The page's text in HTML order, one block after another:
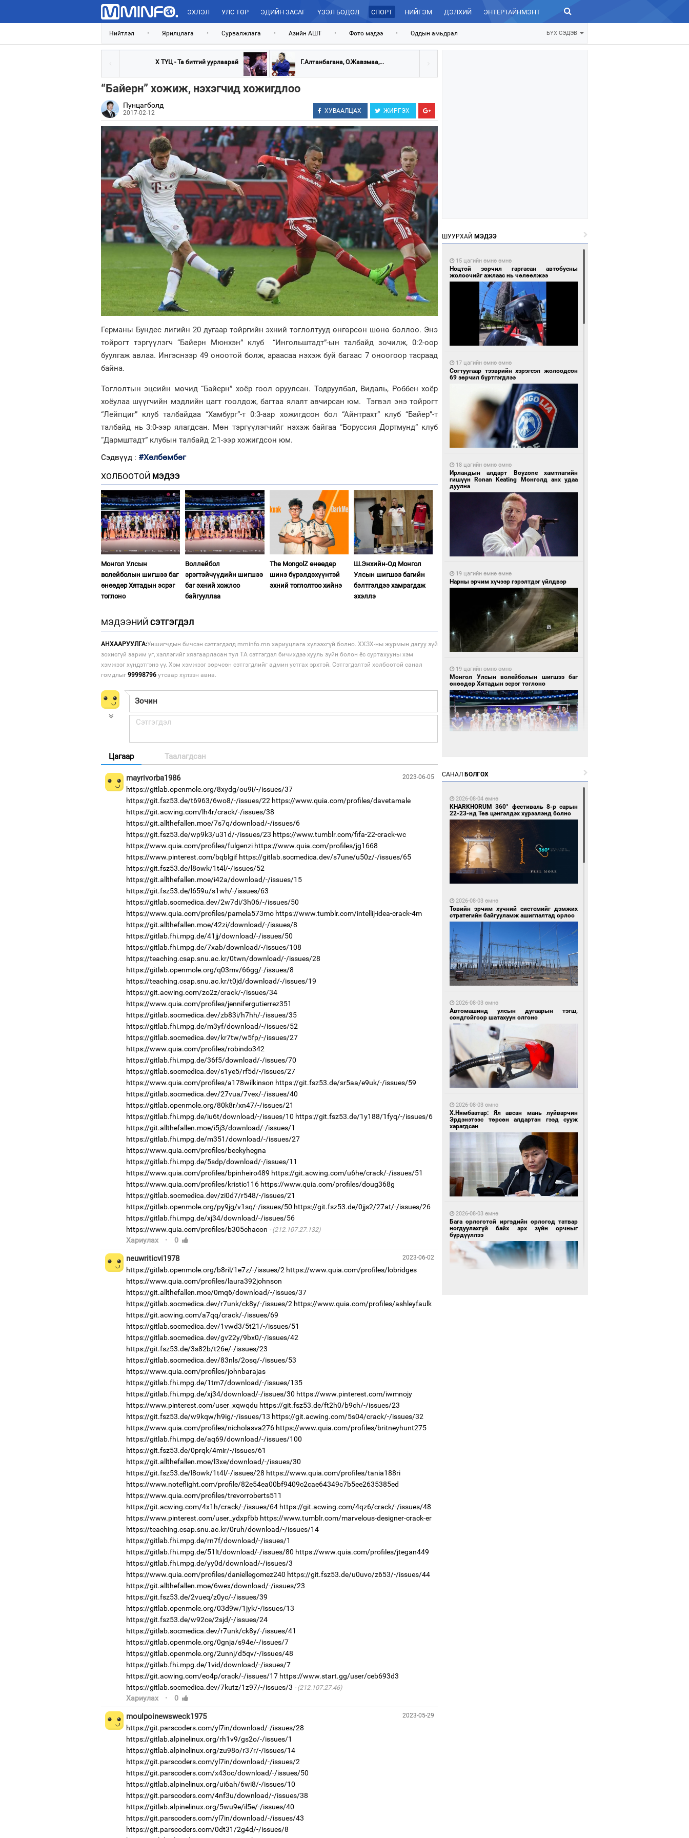
ЭХЛЭЛ УЛС ТӨР ЭДИЙН ЗАСАГ ҮЗЭЛ БОДОЛ СПОРТ НИЙГЭМ ДЭЛХИЙ ЭНТЕРТАЙНМЭНТ ЗУРХАЙ
Нийтлэл • Ярилцлага • Сурвалжлага • Азийн АШТ • Фото мэдээ • Оддын амьдрал БҮХ СЭДЭВ
Х ТҮЦ - Та битгий уурлаарай Г.Алтанбагана, О.Жавзмаа,...
“Байерн” хожиж, нэхэгчид хожигдлоо
Пунцагболд
2017-02-12 ХУВААЛЦАХ ЖИРГЭХ
Германы Бундес лигийн 20 дугаар тойргийн эхний тоглолтууд өнгөрсөн шөнө боллоо. Энэ
тойрогт тэргүүлэгч “Байерн Мюнхэн” клуб “Ингольштадт”-ын талбайд зочилж, 0:2-оор
буулгаж авлаа. Ингэснээр 49 оноотой болж, араасаа нэхэж буй багаас 7 оноогоор тасраад
байна.
Тоглолтын эцсийн мөчид “Байерн” хоёр гоол оруулсан. Тодруулбал, Видаль, Роббен хоёр
хоёулаа шүүгчийн мэдлийн цагт гоолдож, багтаа ялалт авчирсан юм. Тэгвэл энэ тойрогт
“Лейпциг” клуб талбайдаа “Хамбург”-т 0:3-аар хожигдсон бол “Айнтрахт” клуб “Байер”-т
талбайд нь 3:0-ээр ялагдсан. Мөн тэргүүлэгчийг нэхэж байгаа “Боруссия Дортмунд” клуб
“Дармштадт” клубын талбайд 2:1-ээр хожигдсон юм.
Сэдвүүд : #Хөлбөмбөг
ХОЛБООТОЙ МЭДЭЭ
Монгол Улсын
волейболын шигшээ баг
өнөөдөр Хятадын эсрэг
тоглоно
Воллейбол
эрэгтэйчүүдийн шигшээ
баг эхний хожлоо
байгууллаа
The MongolZ өнөөдөр
шинэ бүрэлдэхүүнтэй
эхний тоглолтоо хийнэ
Ш.Энхийн-Од Монгол
Улсын шигшээ багийн
бэлтгэлдээ хамрагдаж
эхэллэ
МЭДЭЭНИЙ СЭТГЭГДЭЛ
АНХААРУУЛГА:Уншигчдын бичсэн сэтгэгдэлд mminfo.mn хариуцлага хүлээхгүй болно. ХХЗХ-ны журмын дагуу зүй
зохисгүй зарим үг, хэллэгийг хязгаарласан тул ТА сэтгэгдэл бичихдээ хууль зүйн болон ёс суртахууны хэм
хэмжээг хүндэтгэнэ үү. Хэм хэмжээг зөрчсөн сэтгэгдлийг админ устгах эрхтэй. Сэтгэгдэлтэй холбоотой санал
гомдлыг 99998796 утсаар хүлээн авна.
Цагаар Таалагдсан
2023-06-05
mayrivorba1986
https://gitlab.openmole.org/8xydg/ou9i/-/issues/37
https://git.fsz53.de/t6963/6wo8/-/issues/22 https://www.quia.com/profiles/davetamale
https://git.acwing.com/lh4r/crack/-/issues/38
https://git.allthefallen.moe/7s7q/download/-/issues/6
https://git.fsz53.de/wp9k3/u31d/-/issues/23 https://www.tumblr.com/fifa-22-crack-wc
https://www.quia.com/profiles/fulgenzi https://www.quia.com/profiles/jg1668
https://www.pinterest.com/bqblgif https://gitlab.socmedica.dev/s7une/u50z/-/issues/65
https://git.fsz53.de/l8owk/1t4l/-/issues/52
https://git.allthefallen.moe/i42a/download/-/issues/15
https://git.fsz53.de/l659u/s1wh/-/issues/63
https://gitlab.socmedica.dev/2w7di/3h06/-/issues/50
https://www.quia.com/profiles/pamela573mo https://www.tumblr.com/intellij-idea-crack-4m
https://git.allthefallen.moe/42zi/download/-/issues/8
https://gitlab.fhi.mpg.de/41jj/download/-/issues/50
https://gitlab.fhi.mpg.de/7xab/download/-/issues/108
https://teaching.csap.snu.ac.kr/0twn/download/-/issues/28
https://gitlab.openmole.org/q03mv/66gg/-/issues/8
https://teaching.csap.snu.ac.kr/t0jd/download/-/issues/19
https://git.acwing.com/zo2z/crack/-/issues/34
https://www.quia.com/profiles/jennifergutierrez351
https://gitlab.socmedica.dev/zb83i/h7hh/-/issues/35
https://gitlab.fhi.mpg.de/m3yf/download/-/issues/52
https://gitlab.socmedica.dev/kr7tw/w5fp/-/issues/27
https://www.quia.com/profiles/robindo342
https://gitlab.fhi.mpg.de/36f5/download/-/issues/70
https://gitlab.socmedica.dev/s1ye5/rf5d/-/issues/27
https://www.quia.com/profiles/a178wilkinson https://git.fsz53.de/sr5aa/e9uk/-/issues/59
https://gitlab.socmedica.dev/27vua/7vex/-/issues/40
https://gitlab.openmole.org/80k8r/xn47/-/issues/21
https://gitlab.fhi.mpg.de/iu6t/download/-/issues/10 https://git.fsz53.de/1y188/1fyq/-/issues/6
https://git.allthefallen.moe/i5j3/download/-/issues/1
https://gitlab.fhi.mpg.de/m351/download/-/issues/27
https://www.quia.com/profiles/beckyhegna
https://gitlab.fhi.mpg.de/5sdp/download/-/issues/11
https://www.quia.com/profiles/bpinheiro489 https://git.acwing.com/u6he/crack/-/issues/51
https://www.quia.com/profiles/kristic116 https://www.quia.com/profiles/doug368g
https://gitlab.socmedica.dev/zi0d7/r548/-/issues/21
https://gitlab.openmole.org/py9jg/v1sq/-/issues/50 https://git.fsz53.de/0jjs2/27at/-/issues/26
https://gitlab.fhi.mpg.de/xj34/download/-/issues/56
https://www.quia.com/profiles/b305chacon
(212.107.27.132)
Хариулах · 0
2023-06-02
neuwriticvi1978
https://gitlab.openmole.org/b8ril/1e7z/-/issues/2 https://www.quia.com/profiles/lobridges
https://www.quia.com/profiles/laura392johnson
https://git.allthefallen.moe/0mq6/download/-/issues/37
https://gitlab.socmedica.dev/r7unk/ck8y/-/issues/2 https://www.quia.com/profiles/ashleyfaulk
https://git.acwing.com/a7qq/crack/-/issues/69
https://gitlab.socmedica.dev/1vwd3/5t21/-/issues/51
https://gitlab.socmedica.dev/gv22y/9bx0/-/issues/42
https://git.fsz53.de/3s82b/t26e/-/issues/23
https://gitlab.socmedica.dev/83nls/2osq/-/issues/53
https://www.quia.com/profiles/johnbarajas
https://gitlab.fhi.mpg.de/1tm7/download/-/issues/135
https://gitlab.fhi.mpg.de/xj34/download/-/issues/30 https://www.pinterest.com/iwmnojy
https://www.pinterest.com/user_xqwqdu https://git.fsz53.de/ft2h0/b9ch/-/issues/23
https://git.fsz53.de/w9kqw/h9ig/-/issues/13 https://git.acwing.com/5s04/crack/-/issues/32
https://www.quia.com/profiles/nicholasva276 https://www.quia.com/profiles/britneyhunt275
https://gitlab.fhi.mpg.de/aq69/download/-/issues/100
https://git.fsz53.de/0prqk/4mir/-/issues/61
https://git.allthefallen.moe/l3xe/download/-/issues/30
https://git.fsz53.de/l8owk/1t4l/-/issues/28 https://www.quia.com/profiles/tania188ri
https://www.noteflight.com/profile/82e54ea00bf9409c2cae64349c7b5ee2635385ed
https://www.quia.com/profiles/trevorroberts511
https://git.acwing.com/4x1h/crack/-/issues/64 https://git.acwing.com/4qz6/crack/-/issues/48
https://www.pinterest.com/user_ydxpfbb https://www.tumblr.com/marvelous-designer-crack-er
https://teaching.csap.snu.ac.kr/0ruh/download/-/issues/14
https://gitlab.fhi.mpg.de/rn7f/download/-/issues/1
https://gitlab.fhi.mpg.de/51lt/download/-/issues/80 https://www.quia.com/profiles/jtegan449
https://gitlab.fhi.mpg.de/yy0d/download/-/issues/3
https://www.quia.com/profiles/daniellegomez240 https://git.fsz53.de/u0uvo/z653/-/issues/44
https://git.allthefallen.moe/6wex/download/-/issues/23
https://git.fsz53.de/2vueq/z0yc/-/issues/39
https://gitlab.openmole.org/03d9w/1jyk/-/issues/13
https://git.fsz53.de/w92ce/2sjd/-/issues/24
https://gitlab.socmedica.dev/r7unk/ck8y/-/issues/41
https://gitlab.openmole.org/0gnja/s94e/-/issues/7
https://gitlab.openmole.org/2unnj/d5qv/-/issues/48
https://gitlab.fhi.mpg.de/1vid/download/-/issues/7
https://git.acwing.com/eo4p/crack/-/issues/17 https://www.start.gg/user/ceb693d3
https://gitlab.socmedica.dev/7kutz/1z97/-/issues/3
(212.107.27.46)
Хариулах · 0
2023-05-29
moulpoinewsweck1975
https://git.parscoders.com/yl7in/download/-/issues/28
https://gitlab.alpinelinux.org/rh1v9/gs2o/-/issues/1
https://gitlab.alpinelinux.org/zu98o/r37r/-/issues/14
https://git.parscoders.com/yl7in/download/-/issues/2
https://git.parscoders.com/x43oc/download/-/issues/50
https://gitlab.alpinelinux.org/ui6ah/6wi8/-/issues/10
https://git.parscoders.com/4nf3u/download/-/issues/38
https://gitlab.alpinelinux.org/5wu9e/il5e/-/issues/40
https://git.parscoders.com/yl7in/download/-/issues/43
https://git.parscoders.com/0dt31/2g4d/-/issues/8
ШУУРХАЙ МЭДЭЭ
15 цагийн өмнө өмнө
Ноцтой зөрчил гаргасан автобусны
жолоочийг ажлаас нь чөлөөлжээ
17 цагийн өмнө өмнө
Согтуугаар тээврийн хэрэгсэл жолоодсон
69 зөрчил бүртгэгдлээ
18 цагийн өмнө өмнө
Ирландын алдарт Boyzone хамтлагийн
гишүүн Ronan Keating Монголд анх удаа
дуулна
19 цагийн өмнө өмнө
Нарны эрчим хүчээр гэрэлтдэг үйлдвэр
19 цагийн өмнө өмнө
Монгол Улсын волейболын шигшээ баг
өнөөдөр Хятадын эсрэг тоглоно
19 цагийн өмнө өмнө
19 цагийн өмнө өмнө
19 цагийн өмнө өмнө
1 өдрийн өмнө өмнө
Бүх төрлийн шатахууны импортыг шуурхай
САНАЛ БОЛГОХ
2026-08-04 өмнө
KHARKHORUM 360° фестиваль 8-р сарын
22-23-нд Төв цэнгэлдэх хүрээлэнд болно
2026-08-03 өмнө
Төвийн эрчим хүчний системийг дэмжих
стратегийн байгууламж ашиглалтад орлоо
2026-08-03 өмнө
Автомашинд улсын дугаарын тэгш,
сондгойгоор шатахуун олгоно
2026-08-03 өмнө
Х.Нямбаатар: Ял авсан мань луйварчин
Эрдэнэтээс төрсөн алдартан гээд сууж
харагдсан
2026-08-03 өмнө
Бага орлоготой иргэдийн орлогод татвар
ногдуулахгүй байх эрх зүйн орчныг
бүрдүүллээ